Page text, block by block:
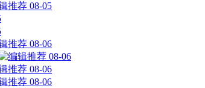
08-05
08-06
08-06
08-06
08-06